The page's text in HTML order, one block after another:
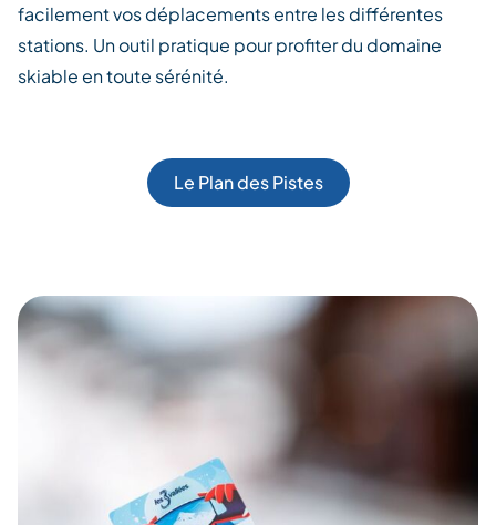
facilement vos déplacements entre les différentes
stations. Un outil pratique pour profiter du domaine
skiable en toute sérénité.
Le Plan des Pistes